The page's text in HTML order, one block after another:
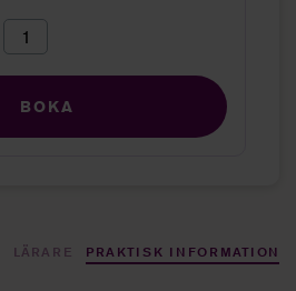
BOKA
LÄRARE PRAKTISK INFORMATION